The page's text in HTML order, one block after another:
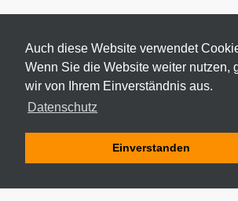
Auch diese Website verwendet
Wenn Sie die Website weiter nutzen,
wir von Ihrem Einverständnis aus.
Datenschutz
Einverstanden
© 2026 ODEKI - ALLE RECHTE